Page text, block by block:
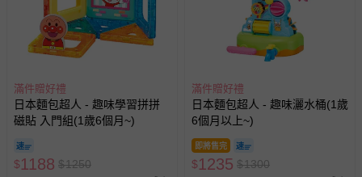
滿件贈好禮
日本麵包超人 - 趣味學習拼拼
磁貼 入門組(1歲6個月~)
$1188 $1250
滿件贈好禮
日本麵包超人 - 趣味灑水桶(1歲
6個月以上~)
即將售完
$1235 $1300